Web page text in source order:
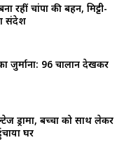
रहीं चांपा की बहन, मिट्टी-
संदेश
जुर्माना: 96 चालान देखकर
ड्रामा, बच्चों को साथ लेकर
घर